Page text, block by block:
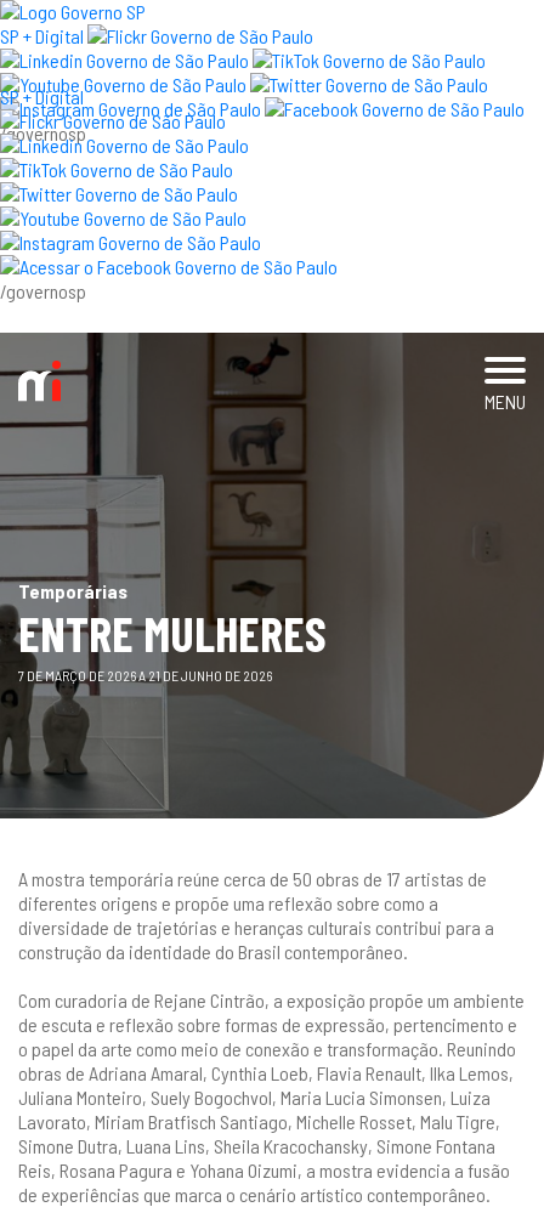
SP + Digital
/governosp
SP + Digital
/governosp
MENU
×
visite
exposições e eventos
acervo e pesquisa
imprensa
blog
museu
educativo
gestão
Temporárias
ENTRE MULHERES
7 DE MARÇO DE 2026 A 21 DE JUNHO DE 2026
A mostra temporária reúne cerca de 50 obras de 17 artistas de
diferentes origens e propõe uma reflexão sobre como a
diversidade de trajetórias e heranças culturais contribui para a
construção da identidade do Brasil contemporâneo.
Com curadoria de Rejane Cintrão, a exposição propõe um ambiente
de escuta e reflexão sobre formas de expressão, pertencimento e
o papel da arte como meio de conexão e transformação. Reunindo
obras de Adriana Amaral, Cynthia Loeb, Flavia Renault, Ilka Lemos,
Juliana Monteiro, Suely Bogochvol, Maria Lucia Simonsen, Luiza
Lavorato, Miriam Bratfisch Santiago, Michelle Rosset, Malu Tigre,
Simone Dutra, Luana Lins, Sheila Kracochansky, Simone Fontana
Reis, Rosana Pagura e Yohana Oizumi, a mostra evidencia a fusão
de experiências que marca o cenário artístico contemporâneo.